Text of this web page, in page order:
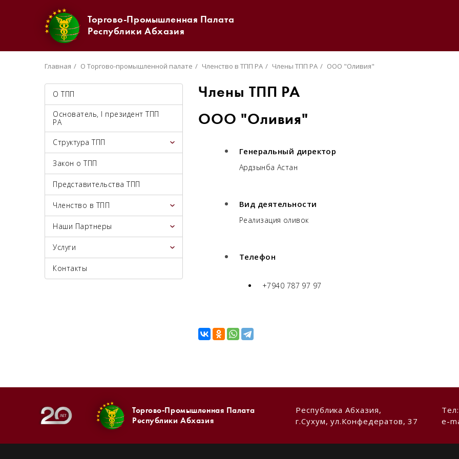
Торгово-Промышленная Палата
Республики Абхазия
Главная О Торгово-промышленной палате Членство в ТПП РА Члены ТПП РА ООО "Оливия"
О ТПП
Основатель, I президент ТПП
РА
Структура ТПП
Закон о ТПП
Представительства ТПП
Членство в ТПП
Наши Партнеры
Услуги
Контакты
Члены ТПП РА
ООО "Оливия"
Генеральный директор
Ардзынба Астан
Вид деятельности
Реализация оливок
Телефон
+7940 787 97 97
Торгово-Промышленная Палата
Республики Абхазия
Республика Абхазия,
г.Сухум, ул.Конфедератов, 37
e-